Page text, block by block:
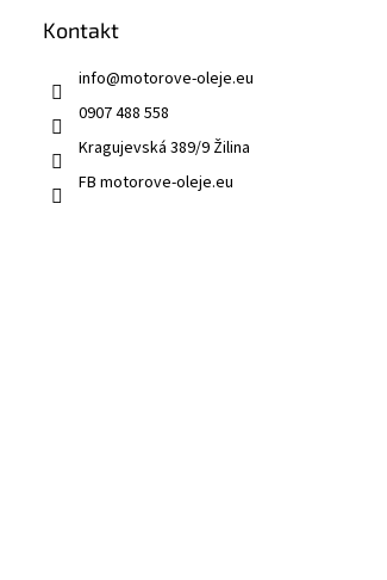
Kontakt
info@motorove-oleje.eu
0907 488 558
Kragujevská 389/9 Žilina
FB motorove-oleje.eu